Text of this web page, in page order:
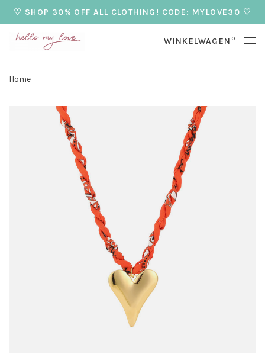
♡ SHOP 30% OFF ALL CLOTHING! CODE: MYLOVE30 ♡
WINKELWAGEN 0
Home